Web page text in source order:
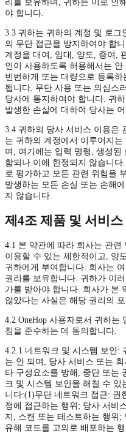
리를 보유하며, 귀하는 이로 인
야 합니다.
3.3 귀하는 귀하의 계정 및 로그
의 무단 접근을 방지하여야 합
계정을 대여, 임대, 양도, 증여,
인이 사용하도록 허용해서는 안
빈번하게 또는 대량으로 등록
됩니다. 무단 사용 또는 의심스
당사에 통지하여야 합니다. 귀
발생한 손실에 대하여 당사는
3.4 귀하의 당사 서비스 이용은
는 귀하의 계정에서 이루어지
며, 여기에는 입력 명령, 생성된
함되나 이에 한정되지 않습니
로 평가하고 모든 관련 위험을
발생하는 모든 손실 또는 손해
지 않습니다.
제4조 제품 및 서비스
4.1 본 약관에 따라 회사는 관
이용할 수 있는 제한적이고, 양
귀하에게 부여합니다. 회사는
권리를 보유합니다. 귀하가 이
가를 받아야 합니다. 회사가 본
않았다는 사실은 해당 권리의
4.2 OneHop 사용자로서 귀하는
침을 준수하는 데 동의합니다.
4.2.1 네트워크 및 시스템 보안:
는 안 되며, 당사 서비스 또는
타 구성요소를 방해, 중단 또는
크 및 시스템 보안을 해칠 수
니다:(1)무단 네트워크 접근: 권
정에 접근하는 행위; 당사 서비
지, 스캔 또는 테스트하는 행위
유해 코드를 고의로 배포하는